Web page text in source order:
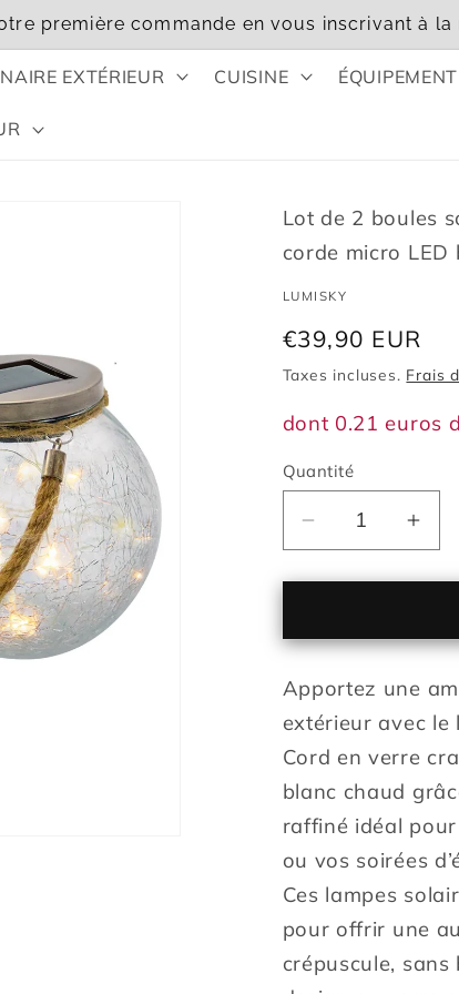
première commande en vous inscrivant à la
EXTÉRIEUR CUISINE
Lot de 2 boules
corde micro LED
LUMISKY
Prix
habituel
€39,90 EUR
Taxes incluses. Frais
dont 0.21 euros
Quantité
Réduire
la
quantité
Lot
2
boules
solaires
en
verre
craquelé
à
poser
poignée
corde
micro
LED
la
Lot
2
en
à
poser
Apportez une
extérieur avec le
Cord en verre
blanc chaud
raffiné idéal
ou vos soirées
Ces lampes
pour offrir une
crépuscule,